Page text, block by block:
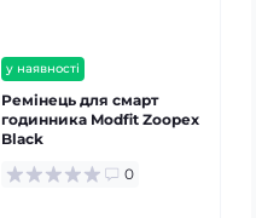
у наявності
залишилось мало
Ремінець для смарт
годинника Modfit Zoopex
Black
0